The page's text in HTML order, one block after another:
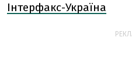
Інтерфакс-Україна